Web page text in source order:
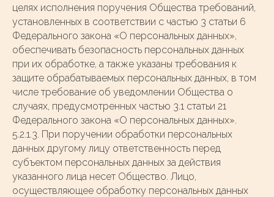
целях исполнения поручения Общества требований,
установленных в соответствии с частью 3 статьи 6
Федерального закона «О персональных данных»,
обеспечивать безопасность персональных данных
при их обработке, а также указаны требования к
защите обрабатываемых персональных данных, в том
числе требование об уведомлении Общества о
случаях, предусмотренных частью 3.1 статьи 21
Федерального закона «О персональных данных».
5.2.1.3. При поручении обработки персональных
данных другому лицу ответственность перед
субъектом персональных данных за действия
указанного лица несет Общество. Лицо,
осуществляющее обработку персональных данных